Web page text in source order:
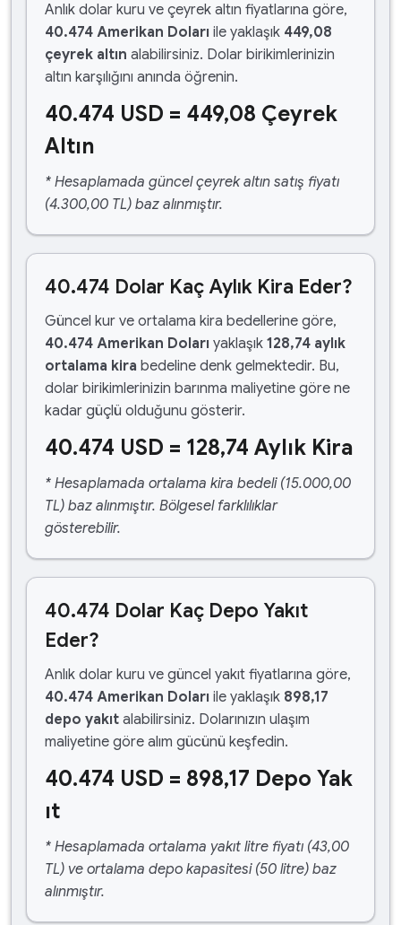
Anlık dolar kuru ve çeyrek altın fiyatlarına göre,
40.474 Amerikan Doları ile yaklaşık 449,08
çeyrek altın alabilirsiniz. Dolar birikimlerinizin
altın karşılığını anında öğrenin.
40.474 USD = 449,08 Çeyrek
Altın
* Hesaplamada güncel çeyrek altın satış fiyatı
(4.300,00 TL) baz alınmıştır.
40.474 Dolar Kaç Aylık Kira Eder?
Güncel kur ve ortalama kira bedellerine göre,
40.474 Amerikan Doları yaklaşık 128,74 aylık
ortalama kira bedeline denk gelmektedir. Bu,
dolar birikimlerinizin barınma maliyetine göre ne
kadar güçlü olduğunu gösterir.
40.474 USD = 128,74 Aylık Kira
* Hesaplamada ortalama kira bedeli (15.000,00
TL) baz alınmıştır. Bölgesel farklılıklar
gösterebilir.
40.474 Dolar Kaç Depo Yakıt
Eder?
Anlık dolar kuru ve güncel yakıt fiyatlarına göre,
40.474 Amerikan Doları ile yaklaşık 898,17
depo yakıt alabilirsiniz. Dolarınızın ulaşım
maliyetine göre alım gücünü keşfedin.
40.474 USD = 898,17 Depo Yak
ıt
* Hesaplamada ortalama yakıt litre fiyatı (43,00
TL) ve ortalama depo kapasitesi (50 litre) baz
alınmıştır.